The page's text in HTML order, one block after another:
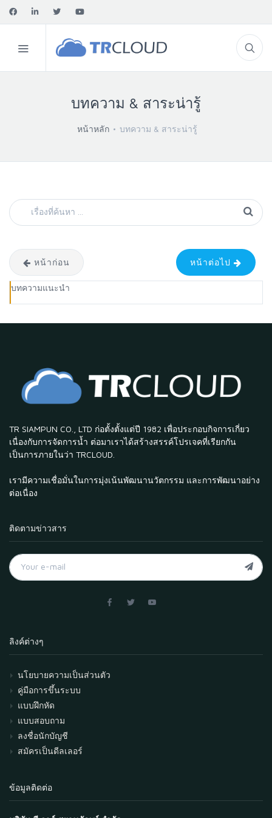
บทความ & สาระน่ารู้
หน้าหลัก บทความ & สาระน่ารู้
หน้าก่อน หน้าต่อไป
บทความแนะนำ
TR SIAMPUN CO., LTD ก่อตั้งตั้งแต่ปี 1982 เพื่อประกอบกิจการเกี่ยว
เนื่องกับการจัดการน้ำ ต่อมาเราได้สร้างสรรค์โปรเจคที่เรียกกัน
เป็นการภายในว่า TRCLOUD.
เรามีความเชื่อมั่นในการมุ่งเน้นพัฒนานวัตกรรม และการพัฒนาอย่าง
ต่อเนื่อง
ติดตามข่าวสาร
ลิงค์ต่างๆ
นโยบายความเป็นส่วนตัว
คู่มือการขึ้นระบบ
แบบฝึกหัด
แบบสอบถาม
ลงชื่อนักบัญชี
สมัครเป็นดีลเลอร์
ข้อมูลติดต่อ